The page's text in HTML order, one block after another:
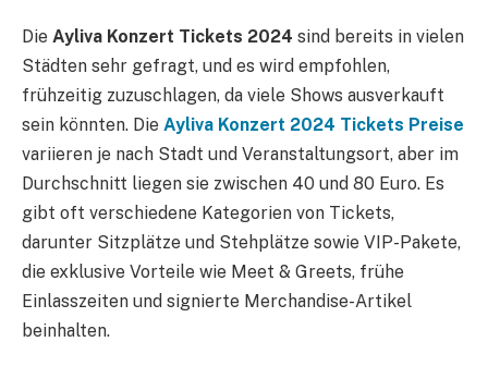
Die Ayliva Konzert Tickets 2024 sind bereits in vielen
Städten sehr gefragt, und es wird empfohlen,
frühzeitig zuzuschlagen, da viele Shows ausverkauft
sein könnten. Die Ayliva Konzert 2024 Tickets Preise
variieren je nach Stadt und Veranstaltungsort, aber im
Durchschnitt liegen sie zwischen 40 und 80 Euro. Es
gibt oft verschiedene Kategorien von Tickets,
darunter Sitzplätze und Stehplätze sowie VIP-Pakete,
die exklusive Vorteile wie Meet & Greets, frühe
Einlasszeiten und signierte Merchandise-Artikel
beinhalten.